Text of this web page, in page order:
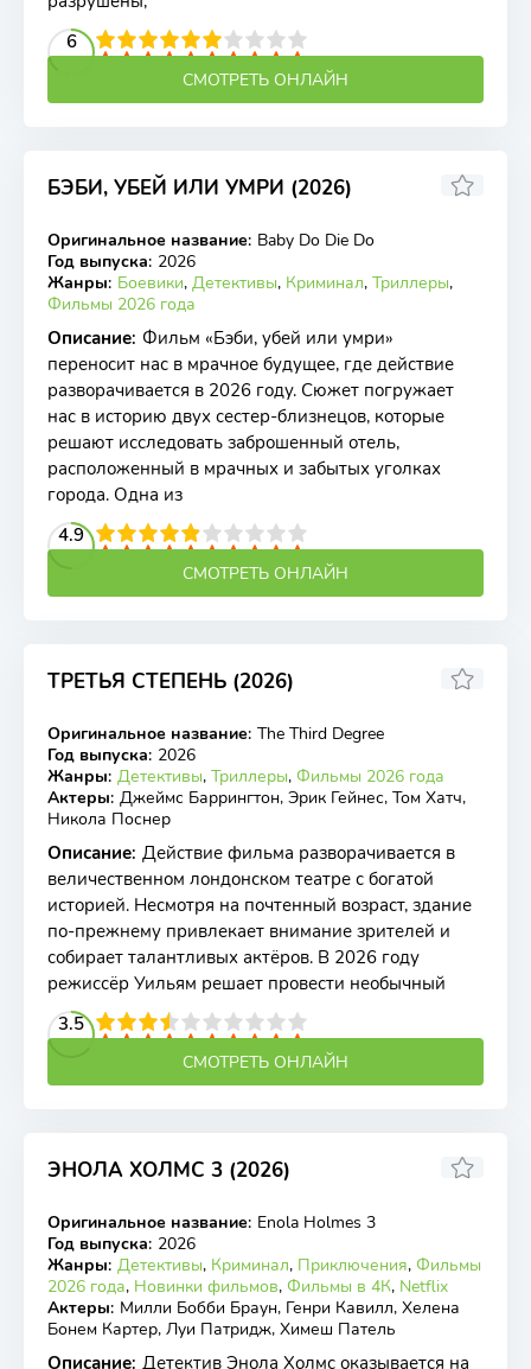
6
4 5 6 7 8 9 10
СМОТРЕТЬ ОНЛАЙН
БЭБИ, УБЕЙ ИЛИ УМРИ (2026)
TS
Оригинальное название: Baby Do Die Do
Год выпуска: 2026
Жанры: Боевики, Детективы, Криминал, Триллеры,
Фильмы 2026 года
Описание: Фильм «Бэби, убей или умри»
переносит нас в мрачное будущее, где действие
разворачивается в 2026 году. Сюжет погружает
нас в историю двух сестер-близнецов, которые
решают исследовать заброшенный отель,
расположенный в мрачных и забытых уголках
города. Одна из
4.9
4 5 6 7 8 9 10
СМОТРЕТЬ ОНЛАЙН
ТРЕТЬЯ СТЕПЕНЬ (2026)
WEB-DL
Оригинальное название: The Third Degree
Год выпуска: 2026
Жанры: Детективы, Триллеры, Фильмы 2026 года
Актеры: Джеймс Баррингтон, Эрик Гейнес, Том Хатч,
Никола Поснер
Описание: Действие фильма разворачивается в
величественном лондонском театре с богатой
историей. Несмотря на почтенный возраст, здание
по-прежнему привлекает внимание зрителей и
собирает талантливых актёров. В 2026 году
режиссёр Уильям решает провести необычный
3.5
4 5 6 7 8 9 10
СМОТРЕТЬ ОНЛАЙН
ЭНОЛА ХОЛМС 3 (2026)
WEB-DL
6 5.8
Оригинальное название: Enola Holmes 3
Год выпуска: 2026
Жанры: Детективы, Криминал, Приключения, Фильмы
2026 года, Новинки фильмов, Фильмы в 4К, Netflix
Актеры: Милли Бобби Браун, Генри Кавилл, Хелена
Бонем Картер, Луи Патридж, Химеш Патель
Описание: Детектив Энола Холмс оказывается на